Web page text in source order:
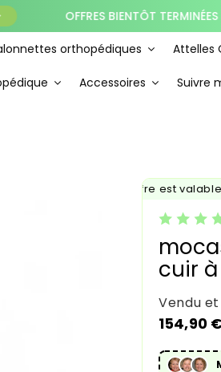
OFFRES BIENTÔT TERMINÉES
orthopédiques Attelles
Accessoires Suivre
✨ Cette offre est valable
cuir
Vendu
Prix
154,90